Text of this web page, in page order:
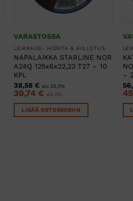
VARASTOSSA
LEIKKAUS- HIONTA & KIILLOTUS
NAPALAIKKA STARLINE NOR
A24Q 125x6x22,23 T27 – 10
KPL
38,58€ alv 25,5%
30,74€ alv 0%
LISÄÄ OSTOSKORIIN
–